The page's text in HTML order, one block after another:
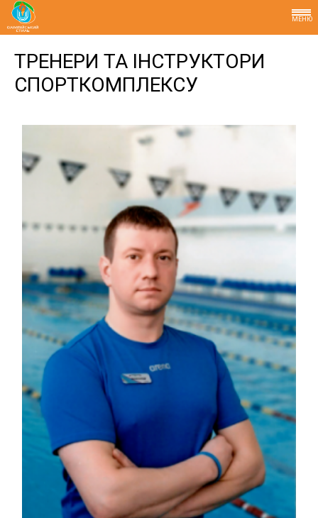
МЕНЮ
ТРЕНЕРИ ТА ІНСТРУКТОРИ
СПОРТКОМПЛЕКСУ